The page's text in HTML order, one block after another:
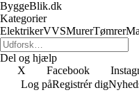
ByggeBlik.dk
Kategorier
ElektrikerVVSMurerTømrer
Del og hjælp
X
Facebook
Log påRegistrér dig